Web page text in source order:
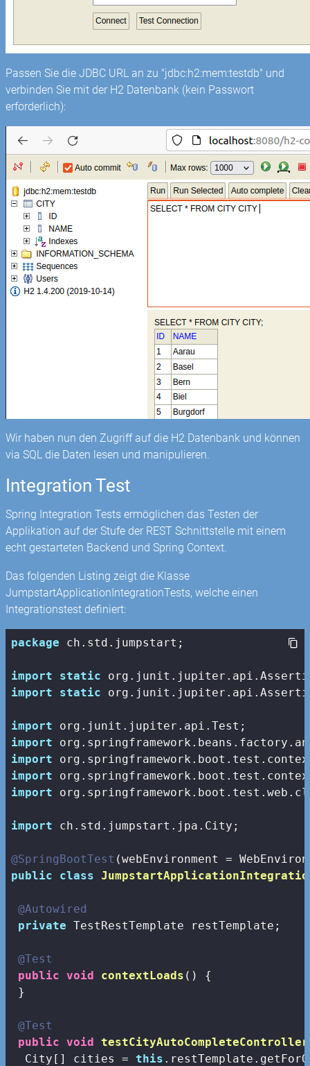
Passen Sie die JDBC URL an zu "jdbc:h2:mem:testdb" und
verbinden Sie mit der H2 Datenbank (kein Passwort
erforderlich):
Wir haben nun den Zugriff auf die H2 Datenbank und können
via SQL die Daten lesen und manipulieren.
Integration Test
Spring Integration Tests ermöglichen das Testen der
Applikation auf der Stufe der REST Schnittstelle mit einem
echt gestarteten Backend und Spring Context.
Das folgenden Listing zeigt die Klasse
JumpstartApplicationIntegrationTests, welche einen
Integrationstest definiert:
package ch.std.jumpstart;
import
static
import
static
import
import
import
import
import
import ch.std.jumpstart.jpa.City;
@SpringBootTest
public
class
@Autowired
private TestRestTemplate restTemplate;
@Test
public void contextLoads ()
{
}
@Test
public void testCityAutoCompleteController
  City[] cities =
this